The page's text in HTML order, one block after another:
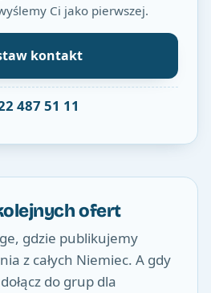
Ci jako pierwszej.
kontakt
487 51 11
ofert
gdzie publikujemy
z całych Niemiec. A gdy
do grup dla